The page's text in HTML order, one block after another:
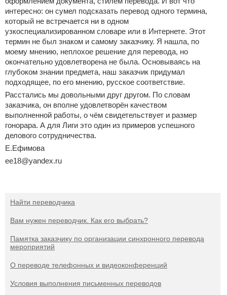
интересно: он сумел подсказать перевод одного термина,
который не встречается ни в одном
узкоспециализированном словаре или в Интернете. Этот
термин не был знаком и самому заказчику. Я нашла, по
моему мнению, неплохое решение для перевода, но
окончательно удовлетворена не была. Основываясь на
глубоком знании предмета, наш заказчик придумал
подходящее, по его мнению, русское соответствие.
Расстались мы довольными друг другом. По словам
заказчика, он вполне удовлетворён качеством
выполненной работы, о чём свидетельствует и размер
гонорара. А для Лиги это один из примеров успешного
делового сотрудничества.
Е.Ефимова
ee18@yandex.ru
Найти переводчика
Вам нужен переводчик. Как его выбрать?
Памятка заказчику по организации синхронного перевода
мероприятий
О переводе телефонных и видеоконференций
Условия выполнения письменных переводов